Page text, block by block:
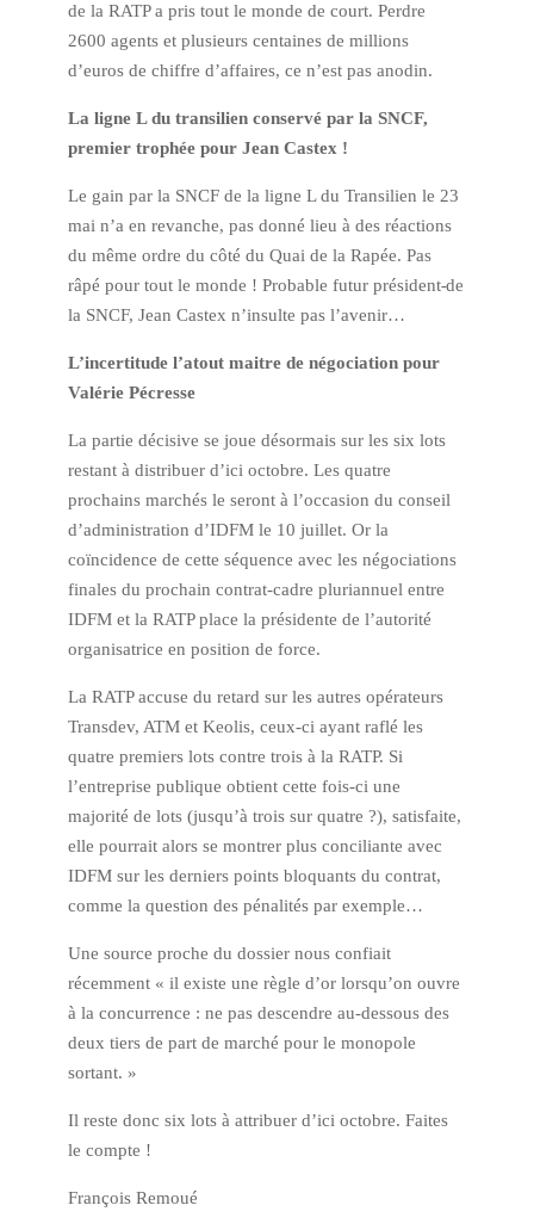
de la RATP a pris tout le monde de court. Perdre
2600 agents et plusieurs centaines de millions
d’euros de chiffre d’affaires, ce n’est pas anodin.
La ligne L du transilien conservé par la SNCF,
premier trophée pour Jean Castex !
Le gain par la SNCF de la ligne L du Transilien le 23
mai n’a en revanche, pas donné lieu à des réactions
du même ordre du côté du Quai de la Rapée. Pas
râpé pour tout le monde ! Probable futur président de
la SNCF, Jean Castex n’insulte pas l’avenir…
L’incertitude l’atout maitre de négociation pour
Valérie Pécresse
La partie décisive se joue désormais sur les six lots
restant à distribuer d’ici octobre. Les quatre
prochains marchés le seront à l’occasion du conseil
d’administration d’IDFM le 10 juillet. Or la
coïncidence de cette séquence avec les négociations
finales du prochain contrat-cadre pluriannuel entre
IDFM et la RATP place la présidente de l’autorité
organisatrice en position de force.
La RATP accuse du retard sur les autres opérateurs
Transdev, ATM et Keolis, ceux-ci ayant raflé les
quatre premiers lots contre trois à la RATP. Si
l’entreprise publique obtient cette fois-ci une
majorité de lots (jusqu’à trois sur quatre ?), satisfaite,
elle pourrait alors se montrer plus conciliante avec
IDFM sur les derniers points bloquants du contrat,
comme la question des pénalités par exemple…
Une source proche du dossier nous confiait
récemment « il existe une règle d’or lorsqu’on ouvre
à la concurrence : ne pas descendre au-dessous des
deux tiers de part de marché pour le monopole
sortant. »
Il reste donc six lots à attribuer d’ici octobre. Faites
le compte !
François Remoué